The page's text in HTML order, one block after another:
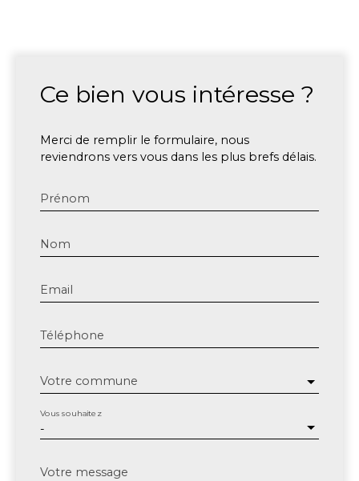
Ce bien vous intéresse ?
Merci de remplir le formulaire, nous
reviendrons vers vous dans les plus brefs délais.
Prénom
Nom
Email
Téléphone
Votre commune
-
Vous souhaitez
Votre message